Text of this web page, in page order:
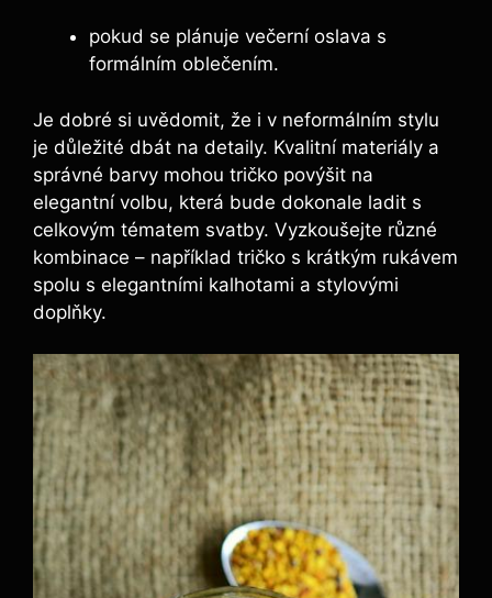
pokud se plánuje večerní oslava s
formálním oblečením.
Je dobré si uvědomit, že i v neformálním stylu
je důležité dbát na detaily. Kvalitní materiály a
správné barvy mohou tričko povýšit na
elegantní volbu, která bude dokonale ladit s
celkovým tématem svatby. Vyzkoušejte různé
kombinace – například tričko s krátkým rukávem
spolu s elegantními kalhotami a stylovými
doplňky.